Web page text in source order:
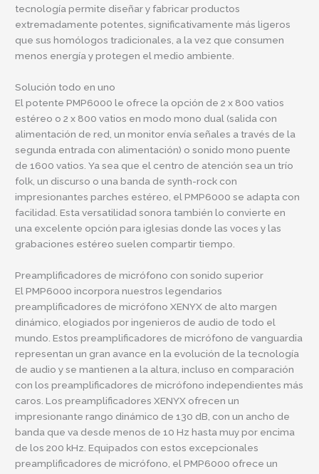
tecnología permite diseñar y fabricar productos
extremadamente potentes, significativamente más ligeros
que sus homólogos tradicionales, a la vez que consumen
menos energía y protegen el medio ambiente.
Solución todo en uno
El potente PMP6000 le ofrece la opción de 2 x 800 vatios
estéreo o 2 x 800 vatios en modo mono dual (salida con
alimentación de red, un monitor envía señales a través de la
segunda entrada con alimentación) o sonido mono puente
de 1600 vatios. Ya sea que el centro de atención sea un trío
folk, un discurso o una banda de synth-rock con
impresionantes parches estéreo, el PMP6000 se adapta con
facilidad. Esta versatilidad sonora también lo convierte en
una excelente opción para iglesias donde las voces y las
grabaciones estéreo suelen compartir tiempo.
Preamplificadores de micrófono con sonido superior
El PMP6000 incorpora nuestros legendarios
preamplificadores de micrófono XENYX de alto margen
dinámico, elogiados por ingenieros de audio de todo el
mundo. Estos preamplificadores de micrófono de vanguardia
representan un gran avance en la evolución de la tecnología
de audio y se mantienen a la altura, incluso en comparación
con los preamplificadores de micrófono independientes más
caros. Los preamplificadores XENYX ofrecen un
impresionante rango dinámico de 130 dB, con un ancho de
banda que va desde menos de 10 Hz hasta muy por encima
de los 200 kHz. Equipados con estos excepcionales
preamplificadores de micrófono, el PMP6000 ofrece un